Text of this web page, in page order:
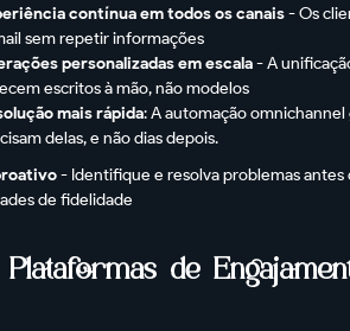
contínua em todos os canais- Os
sem repetir informações
personalizadas em escala- A
escritos à mão, não modelos
mais rápida: A automação
delas, e não dias depois.
- Identifique e resolva problemas
de fidelidade
Plataformas de